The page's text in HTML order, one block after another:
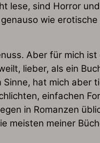
lese, sind Horror
wie
Aber für mich
lieber, als ein
Sinne, hat mich aber
einfachen
in Romanzen
meisten meiner